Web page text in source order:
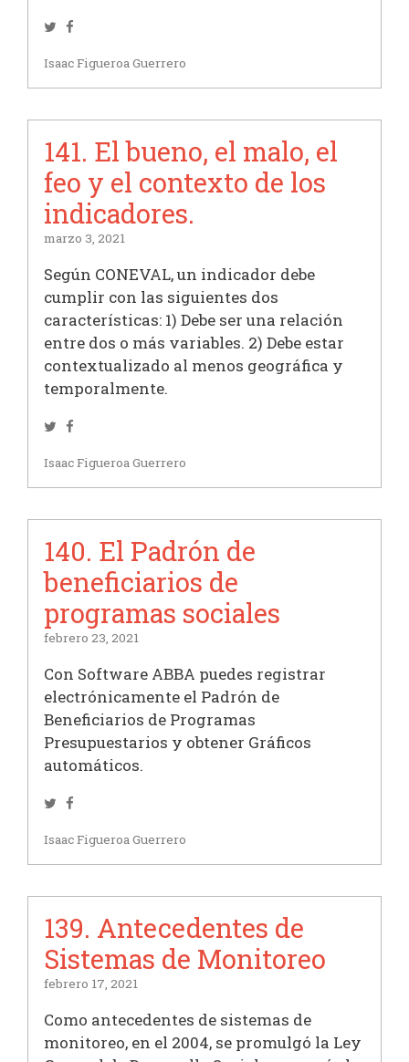
Twitter
Isaac Figueroa Guerrero
141. El bueno, el malo, el
feo y el contexto de los
indicadores.
marzo 3, 2021
Según CONEVAL, un indicador debe
cumplir con las siguientes dos
características: 1) Debe ser una relación
entre dos o más variables. 2) Debe estar
contextualizado al menos geográfica y
temporalmente.
Twitter
Isaac Figueroa Guerrero
140. El Padrón de
beneficiarios de
programas sociales
febrero 23, 2021
Con Software ABBA puedes registrar
electrónicamente el Padrón de
Beneficiarios de Programas
Presupuestarios y obtener Gráficos
automáticos.
Twitter
Isaac Figueroa Guerrero
139. Antecedentes de
Sistemas de Monitoreo
febrero 17, 2021
Como antecedentes de sistemas de
monitoreo, en el 2004, se promulgó la Ley